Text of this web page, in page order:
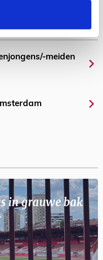
meiden
in grauwe bak